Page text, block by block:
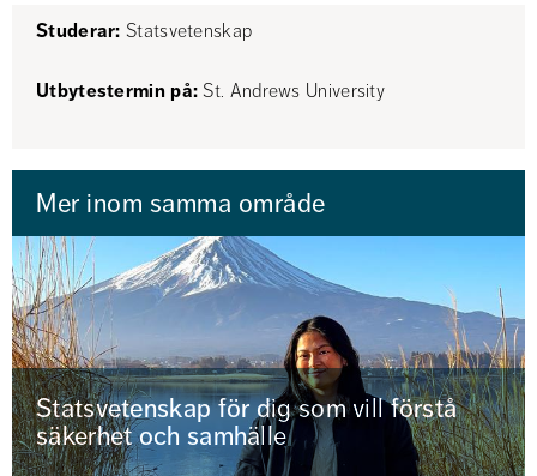
Studerar: Statsvetenskap
Utbytestermin på: St. Andrews University
Mer inom samma område
Statsvetenskap för dig som vill förstå
säkerhet och samhälle